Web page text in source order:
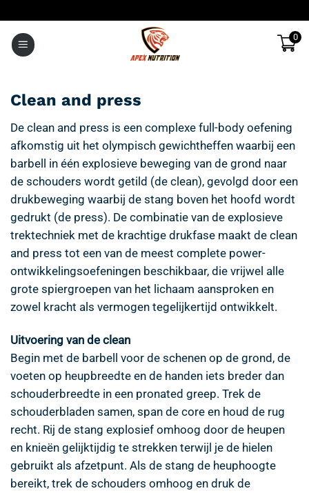
inhoud
0
Clean and press
De clean and press is een complexe full-body oefening
afkomstig uit het olympisch gewichtheffen waarbij een
barbell in één explosieve beweging van de grond naar
de schouders wordt getild (de clean), gevolgd door een
drukbeweging waarbij de stang boven het hoofd wordt
gedrukt (de press). De combinatie van de explosieve
trektechniek met de krachtige drukfase maakt de clean
and press tot een van de meest complete power-
ontwikkelingsoefeningen beschikbaar, die vrijwel alle
grote spiergroepen van het lichaam aansproken en
zowel kracht als vermogen tegelijkertijd ontwikkelt.
Uitvoering van de clean
Begin met de barbell voor de schenen op de grond, de
voeten op heupbreedte en de handen iets breder dan
schouderbreedte in een pronated greep. Trek de
schouderbladen samen, span de core en houd de rug
recht. Rij de stang explosief omhoog door de heupen
en knieën gelijktijdig te strekken terwijl je de hielen
gebruikt als afzetpunt. Als de stang de heuphoogte
bereikt, trek de schouders omhoog en druk de